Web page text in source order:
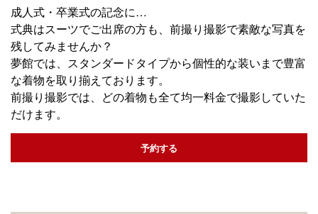
成人式・卒業式の記念に…
式典はスーツでご出席の方も、前撮り撮影で素敵な写真を
残してみませんか？
夢館では、スタンダードタイプから個性的な装いまで豊富
な着物を取り揃えております。
前撮り撮影では、どの着物も全て均一料金で​撮影していた
だけます。
予約する